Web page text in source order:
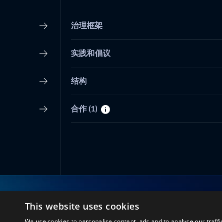
治理框架
实践和倡议
结构
合作 (1)
This website uses cookies